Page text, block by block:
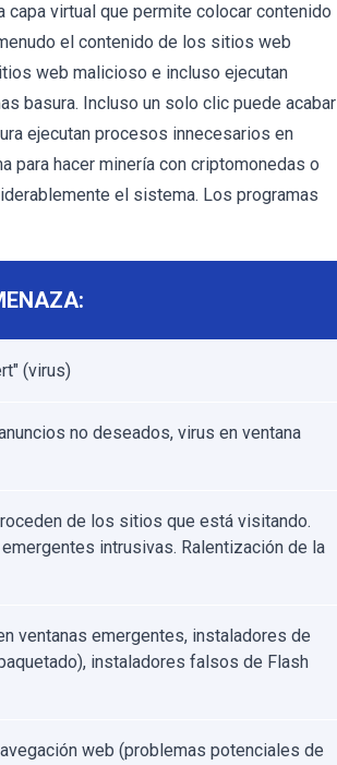
virtual que permite colocar contenido
el contenido de los sitios web
web malicioso e incluso ejecutan
basura. Incluso un solo clic puede acabar
ejecutan procesos innecesarios en
para hacer minería con criptomonedas o
el sistema. Los programas
(virus)
no deseados, virus en ventana
de los sitios que está visitando.
intrusivas. Ralentización de la
ventanas emergentes, instaladores de
instaladores falsos de Flash
web (problemas potenciales de